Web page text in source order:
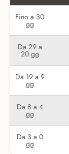
Fino a 30
gg
Da 29 a
20 gg
Da 19 a 9
gg
Da 8 a 4
gg
Da 3 a 0
gg